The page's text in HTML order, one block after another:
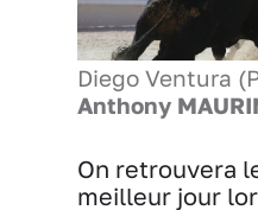
Diego Ventura
Anthony
On retrouvera
meilleur jour